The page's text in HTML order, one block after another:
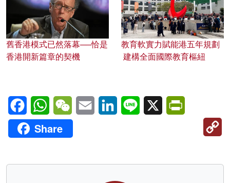
舊香港模式已然落幕──恰是
香港開新篇章的契機
教育軟實力賦能港五年規劃
建構全面國際教育樞紐
FacebookWhatsAppWeChatEmail LinkedInLine X
Share